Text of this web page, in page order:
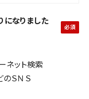
になりました
ネット検索
のＳＮＳ